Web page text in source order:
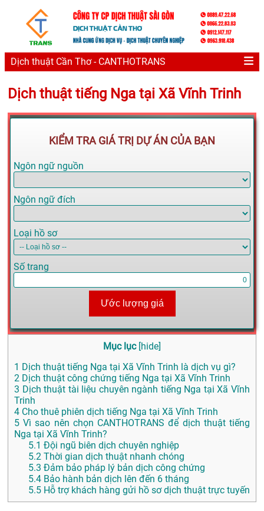
Dịch thuật Cần Thơ - CANTHOTRANS
Dịch thuật tiếng Nga tại Xã Vĩnh Trinh
KIỂM TRA GIÁ TRỊ DỰ ÁN CỦA BẠN
Ngôn ngữ nguồn
Ngôn ngữ đích
Loại hồ sơ
Số trang
Ước lượng giá
Mục lục [hide]
1 Dịch thuật tiếng Nga tại Xã Vĩnh Trinh là dịch vụ gì?
2 Dịch thuật công chứng tiếng Nga tại Xã Vĩnh Trinh
3 Dịch thuật tài liệu chuyên ngành tiếng Nga tại Xã Vĩnh
Trinh
4 Cho thuê phiên dịch tiếng Nga tại Xã Vĩnh Trinh
5 Vì sao nên chọn CANTHOTRANS để dịch thuật tiếng
Nga tại Xã Vĩnh Trinh?
5.1 Đội ngũ biên dịch chuyên nghiệp
5.2 Thời gian dịch thuật nhanh chóng
5.3 Đảm bảo pháp lý bản dịch công chứng
5.4 Bảo hành bản dịch lên đến 6 tháng
5.5 Hỗ trợ khách hàng gửi hồ sơ dịch thuật trực tuyến